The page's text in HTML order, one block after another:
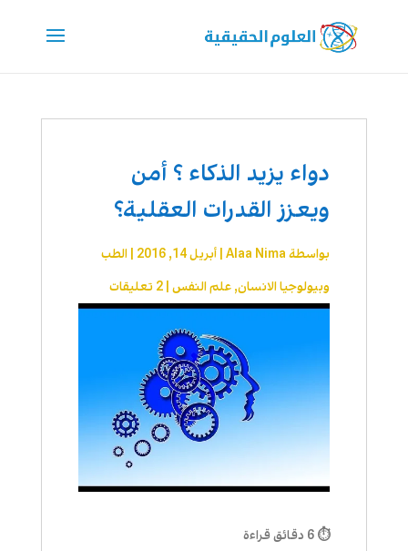
دواء يزيد الذكاء ؟ أمن
ويعزز القدرات العقلية؟
بواسطة Alaa Nima
| أبريل 14, 2016
الطب
وبيولوجيا الانسان, علم النفس| 2 تعليقات
⏱ 6 دقائق قراءة